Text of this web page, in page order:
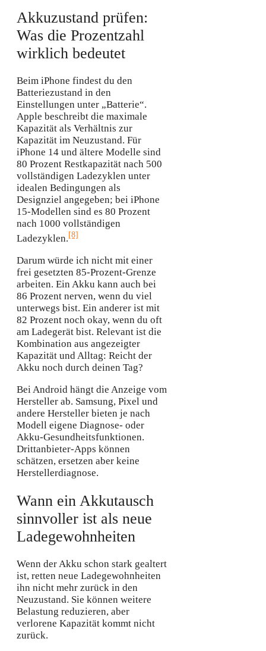
Akkuzustand prüfen:
Was die Prozentzahl
wirklich bedeutet
Beim iPhone findest du den
Batteriezustand in den
Einstellungen unter „Batterie“.
Apple beschreibt die maximale
Kapazität als Verhältnis zur
Kapazität im Neuzustand. Für
iPhone 14 und ältere Modelle sind
80 Prozent Restkapazität nach 500
vollständigen Ladezyklen unter
idealen Bedingungen als
Designziel angegeben; bei iPhone
15-Modellen sind es 80 Prozent
nach 1000 vollständigen
Ladezyklen.[8]
Darum würde ich nicht mit einer
frei gesetzten 85-Prozent-Grenze
arbeiten. Ein Akku kann auch bei
86 Prozent nerven, wenn du viel
unterwegs bist. Ein anderer ist mit
82 Prozent noch okay, wenn du oft
am Ladegerät bist. Relevant ist die
Kombination aus angezeigter
Kapazität und Alltag: Reicht der
Akku noch durch deinen Tag?
Bei Android hängt die Anzeige vom
Hersteller ab. Samsung, Pixel und
andere Hersteller bieten je nach
Modell eigene Diagnose- oder
Akku-Gesundheitsfunktionen.
Drittanbieter-Apps können
schätzen, ersetzen aber keine
Herstellerdiagnose.
Wann ein Akkutausch
sinnvoller ist als neue
Ladegewohnheiten
Wenn der Akku schon stark gealtert
ist, retten neue Ladegewohnheiten
ihn nicht mehr zurück in den
Neuzustand. Sie können weitere
Belastung reduzieren, aber
verlorene Kapazität kommt nicht
zurück.